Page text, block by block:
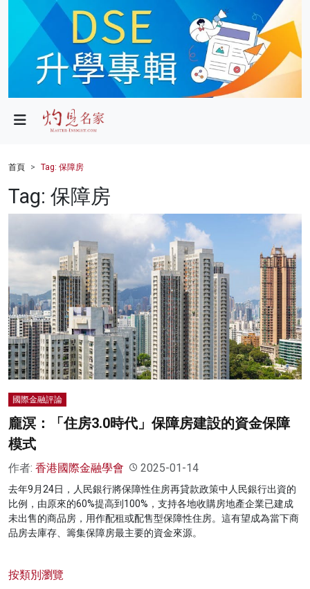
政局
財經
健康
影片
名家榜
灼見活動
首頁 Tag: 保障房
Tag: 保障房
國際金融評論
龐溟：「住房3.0時代」保障房建設的資金保障
模式
作者: 香港國際金融學會 2025-01-14
去年9月24日，人民銀行將保障性住房再貸款政策中人民銀行出資的
比例，由原來的60%提高到100%，支持各地收購房地產企業已建成
未出售的商品房，用作配租或配售型保障性住房。這有望成為當下商
品房去庫存、籌集保障房最主要的資金來源。
按類別瀏覽